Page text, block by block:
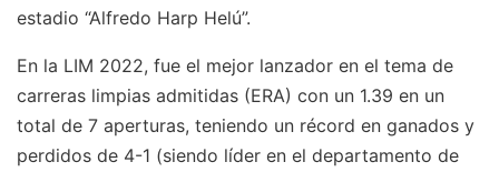
estadio “Alfredo Harp Helú”.
En la LIM 2022, fue el mejor lanzador en el tema de
carreras limpias admitidas (ERA) con un 1.39 en un
total de 7 aperturas, teniendo un récord en ganados y
perdidos de 4-1 (siendo líder en el departamento de